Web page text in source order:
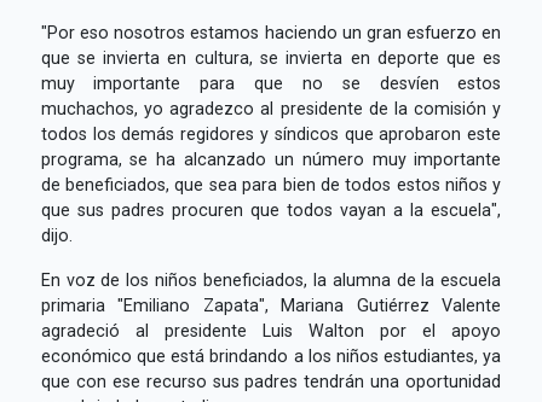
"Por eso nosotros estamos haciendo un gran esfuerzo en
que se invierta en cultura, se invierta en deporte que es
muy importante para que no se desvíen estos
muchachos, yo agradezco al presidente de la comisión y
todos los demás regidores y síndicos que aprobaron este
programa, se ha alcanzado un número muy importante
de beneficiados, que sea para bien de todos estos niños y
que sus padres procuren que todos vayan a la escuela",
dijo.
En voz de los niños beneficiados, la alumna de la escuela
primaria "Emiliano Zapata", Mariana Gutiérrez Valente
agradeció al presidente Luis Walton por el apoyo
económico que está brindando a los niños estudiantes, ya
que con ese recurso sus padres tendrán una oportunidad